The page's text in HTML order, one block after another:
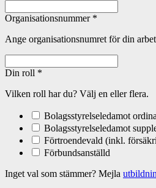
Organisationsnummer *
Ange organisationsnumret för din
Din roll *
Vilken roll har du? Välj en eller flera.
Bolagsstyrelseledamot
Bolagsstyrelseledamot
Förtroendevald (inkl.
Förbundsanställd
Inget val som stämmer? Mejla